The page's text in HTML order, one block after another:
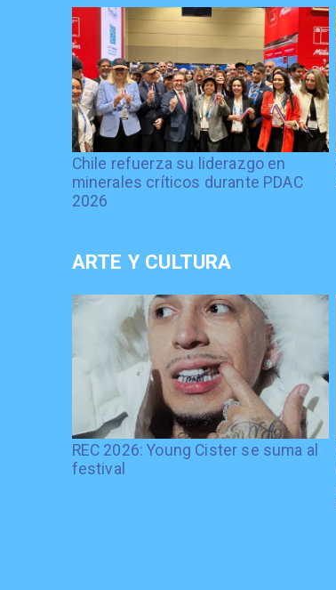
Chile refuerza su liderazgo en
minerales críticos durante PDAC
2026
ARTE Y CULTURA
REC 2026: Young Cister se suma al
festival